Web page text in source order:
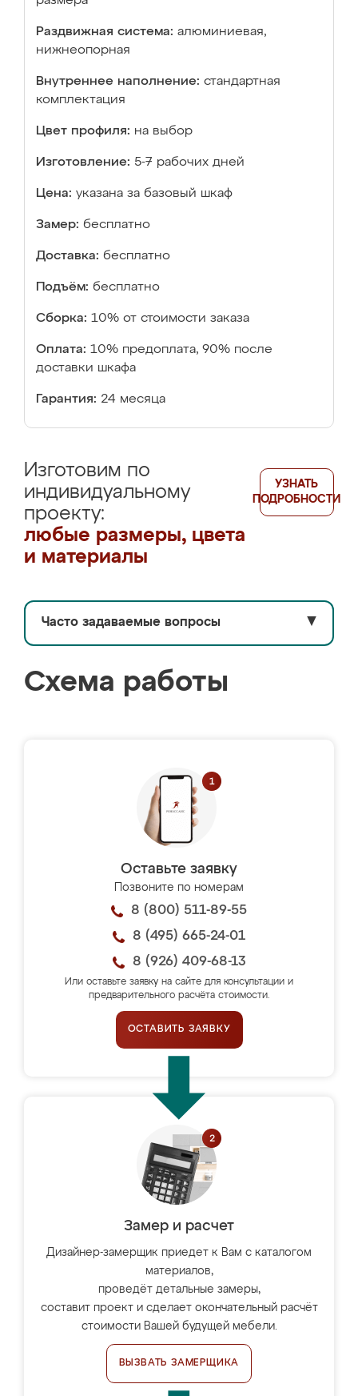
Раздвижная система: алюминиевая,
нижнеопорная
Внутреннее наполнение: стандартная
комплектация
Цвет профиля: на выбор
Изготовление: 5-7 рабочих дней
Цена: указана за базовый шкаф
Замер: бесплатно
Доставка: бесплатно
Подъём: бесплатно
Сборка: 10% от стоимости заказа
Оплата: 10% предоплата, 90% после
доставки шкафа
Гарантия: 24 месяца
Изготовим по
индивидуальному
проекту:
любые размеры, цвета
и материалы
УЗНАТЬ
ПОДРОБНОСТИ
Часто задаваемые вопросы ▼
Схема работы
Оставьте заявку
Позвоните по номерам
8 (800) 511-89-55
8 (495) 665-24-01
8 (926) 409-68-13
Или оставьте заявку на сайте для консультации и
предварительного расчёта стоимости.
ОСТАВИТЬ ЗАЯВКУ
Замер и расчет
Дизайнер-замерщик приедет к Вам с каталогом
материалов,
проведёт детальные замеры,
составит проект и сделает окончательный расчёт
стоимости Вашей будущей мебели.
ВЫЗВАТЬ ЗАМЕРЩИКА